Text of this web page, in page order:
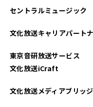
セントラルミュージック
文化放送キャリアパート
東京音研放送サービス
文化放送iCraft
文化放送メディアブリッジ